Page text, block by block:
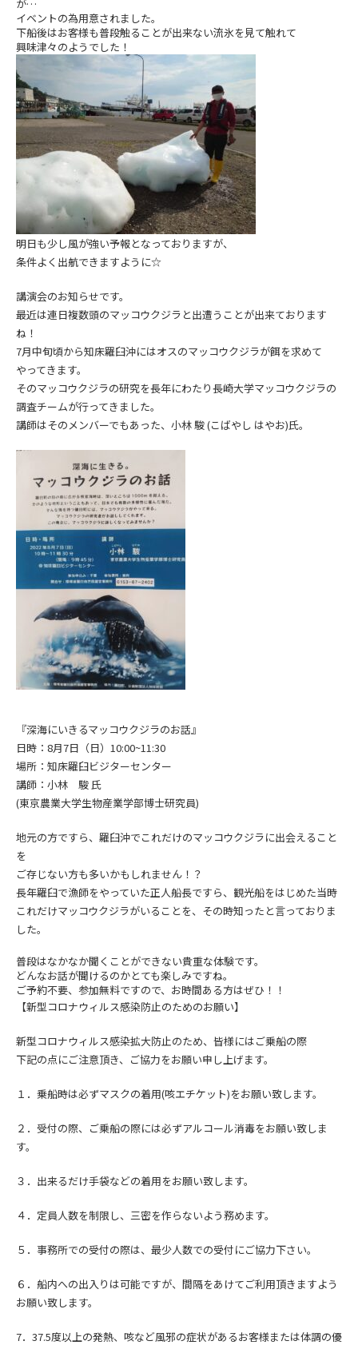
が…
イベントの為用意されました。
下船後はお客様も普段触ることが出来ない流氷を見て触れて
興味津々のようでした！
明日も少し風が強い予報となっておりますが、
条件よく出航できますように☆
講演会のお知らせです。
最近は連日複数頭のマッコウクジラと出遭うことが出来ております
ね！
7月中旬頃から知床羅臼沖にはオスのマッコウクジラが餌を求めて
やってきます。
そのマッコウクジラの研究を長年にわたり長崎大学マッコウクジラの
調査チームが行ってきました。
講師はそのメンバーでもあった、小林 駿 (こばやし はやお)氏。
『深海にいきるマッコウクジラのお話』
日時：8月7日（日）10:00~11:30
場所：知床羅臼ビジターセンター
講師：小林 駿 氏
(東京農業大学生物産業学部博士研究員)
地元の方ですら、羅臼沖でこれだけのマッコウクジラに出会えること
を
ご存じない方も多いかもしれません！？
長年羅臼で漁師をやっていた正人船長ですら、観光船をはじめた当時
これだけマッコウクジラがいることを、その時知ったと言っておりま
した。
普段はなかなか聞くことができない貴重な体験です。
どんなお話が聞けるのかとても楽しみですね。
ご予約不要、参加無料ですので、お時間ある方はぜひ！！
【新型コロナウィルス感染防止のためのお願い】
新型コロナウィルス感染拡大防止のため、皆様にはご乗船の際
下記の点にご注意頂き、 ご協力をお願い申し上げます。
１．乗船時は必ずマスクの着用(咳エチケット)をお願い致します。
２．受付の際、ご乗船の際には必ずアルコール消毒をお願い致しま
す。
３．出来るだけ手袋などの着用をお願い致します。
４．定員人数を制限し、三密を作らないよう務めます。
５．事務所での受付の際は、最少人数での受付にご協力下さい。
６．船内への出入りは可能ですが、間隔をあけてご利用頂きますよう
お願い致します。
7． 37.5度以上の発熱、咳など風邪の症状があるお客様または体調の優